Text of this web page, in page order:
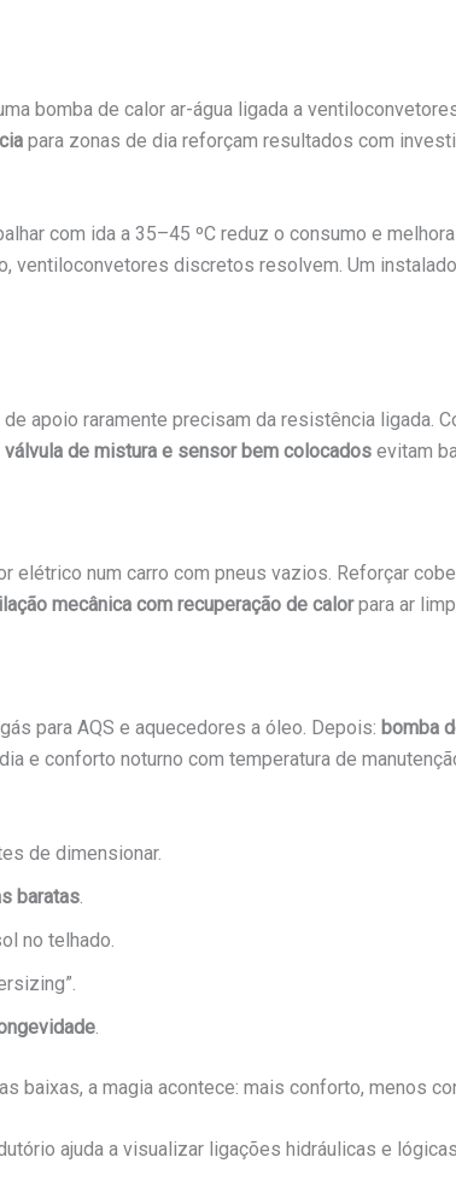
bomba de calor ar-água ligada a
para zonas de dia reforçam resultados com
com ida a 35–45 ºC reduz o consumo e
ventiloconvetores discretos resolvem. Um
apoio raramente precisam da resistência ligada.
válvula de mistura e sensor bem colocados evitam
elétrico num carro com pneus vazios. Reforçar
mecânica com recuperação de calorpara ar
para AQS e aquecedores a óleo. Depois: bomba
e conforto noturno com temperatura de
de dimensionar.
baratas
no telhado.
baixas, a magia acontece: mais conforto, menos
ajuda a visualizar ligações hidráulicas e